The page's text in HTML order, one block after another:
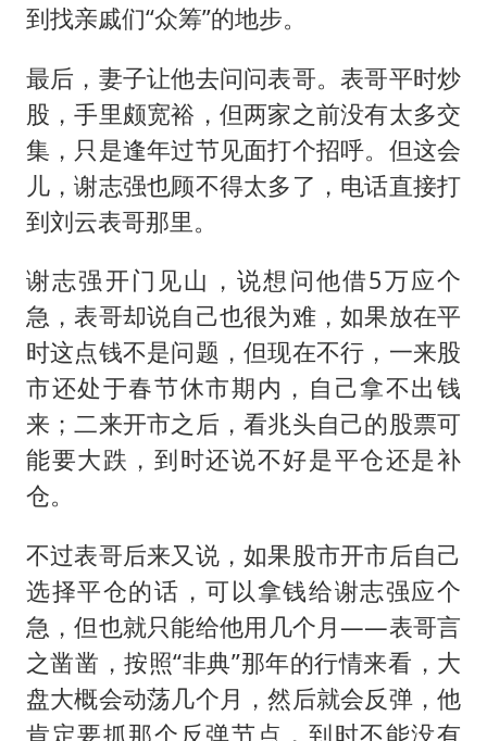
到找亲戚们“众筹”的地步。
最后，妻子让他去问问表哥。表哥平时炒
股，手里颇宽裕，但两家之前没有太多交
集，只是逢年过节见面打个招呼。但这会
儿，谢志强也顾不得太多了，电话直接打
到刘云表哥那里。
谢志强开门见山，说想问他借5万应个
急，表哥却说自己也很为难，如果放在平
时这点钱不是问题，但现在不行，一来股
市还处于春节休市期内，自己拿不出钱
来；二来开市之后，看兆头自己的股票可
能要大跌，到时还说不好是平仓还是补
仓。
不过表哥后来又说，如果股市开市后自己
选择平仓的话，可以拿钱给谢志强应个
急，但也就只能给他用几个月——表哥言
之凿凿，按照“非典”那年的行情来看，大
盘大概会动荡几个月，然后就会反弹，他
肯定要抓那个反弹节点，到时不能没有